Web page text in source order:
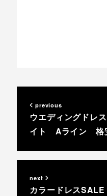
previous
ウエディングド
イト Aライン 格
next
カラードレス